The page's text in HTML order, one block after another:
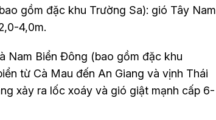
gồm đặc khu Trường Sa): gió Tây Nam
4,0m.
Nam Biển Đông (bao gồm đặc khu
từ Cà Mau đến An Giang và vịnh Thái
xảy ra lốc xoáy và gió giật mạnh cấp 6-